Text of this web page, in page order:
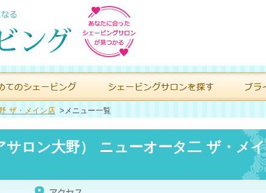
ザ・メイン店 > メニュー一覧
ロン大野） ニューオータ二 ザ・メイ